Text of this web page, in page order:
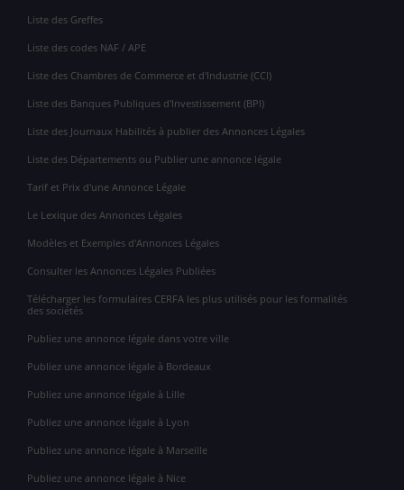
Liste des Greffes
Liste des codes NAF / APE
Liste des Chambres de Commerce et d'Industrie (CCI)
Liste des Banques Publiques d'Investissement (BPI)
Liste des Journaux Habilités à publier des Annonces Légales
Liste des Départements ou Publier une annonce légale
Tarif et Prix d'une Annonce Légale
Le Lexique des Annonces Légales
Modèles et Exemples d'Annonces Légales
Consulter les Annonces Légales Publiées
Télécharger les formulaires CERFA les plus utilisés pour les formalités
des sociétés
Publiez une annonce légale dans votre ville
Publiez une annonce légale à Bordeaux
Publiez une annonce légale à Lille
Publiez une annonce légale à Lyon
Publiez une annonce légale à Marseille
Publiez une annonce légale à Nice